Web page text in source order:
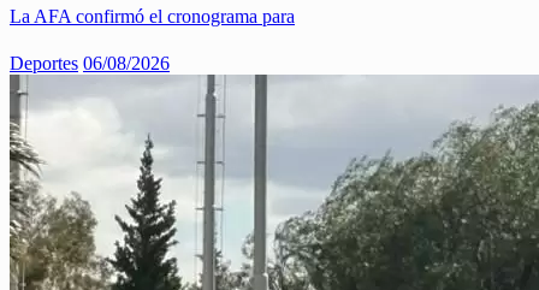
La AFA confirmó el cronograma para
Deportes 06/08/2026